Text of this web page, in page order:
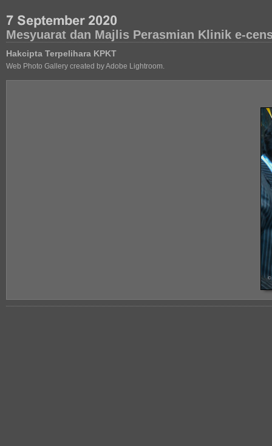
Mesyuarat dan Majlis Perasmian Klinik e-
Hakcipta Terpelihara KPKT
Web Photo Gallery created by Adobe Lightroom.